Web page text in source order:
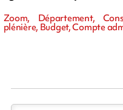
Zoom, Département,
plénière, Budget, Compte